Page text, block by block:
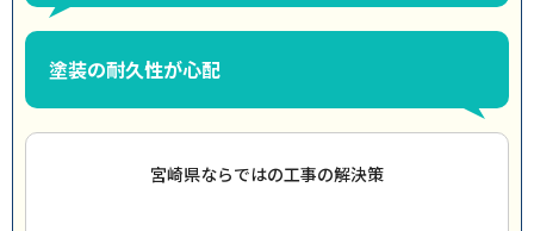
塗装の耐久性が心配
宮崎県ならではの工事の解決策